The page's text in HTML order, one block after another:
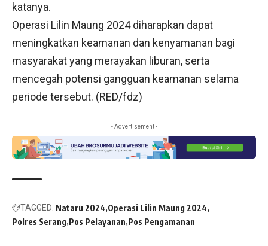
katanya.
Operasi Lilin Maung 2024 diharapkan dapat
meningkatkan keamanan dan kenyamanan bagi
masyarakat yang merayakan liburan, serta
mencegah potensi gangguan keamanan selama
periode tersebut. (RED/fdz)
- Advertisement -
TAGGED: Nataru 2024 Operasi Lilin Maung 2024
Polres Serang Pos Pelayanan Pos Pengamanan